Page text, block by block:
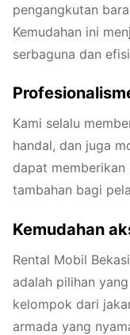
pengangkutan
Kemudahan ini
serbaguna dan
Kami selalu
handal, dan juga
dapat memberikan
tambahan bagi
Kemudahan
Rental Mobil
adalah pilihan
kelompok dari
armada yang